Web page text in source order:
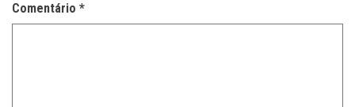
Comentário *